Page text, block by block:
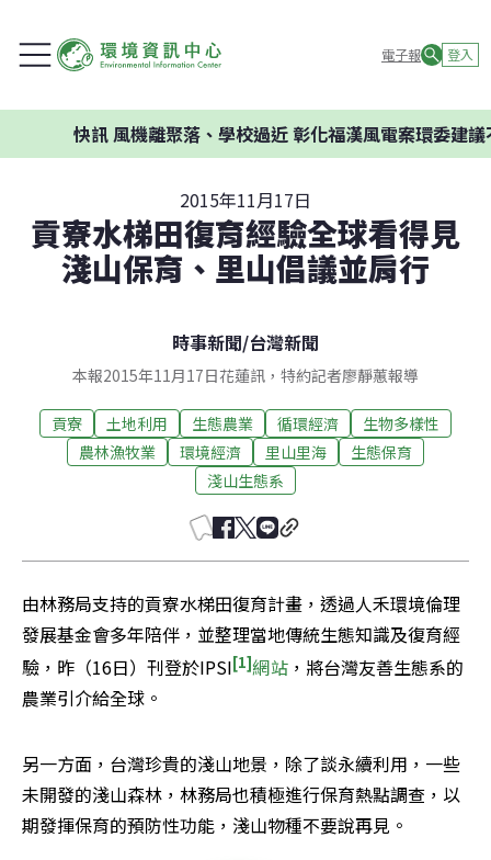
電子報 登入
風機離聚落、學校過近 彰化福漢風電案環委建議不應開發
2015年11月17日
貢寮水梯田復育經驗全球看得見
淺山保育、里山倡議並肩行
時事新聞/台灣新聞
本報2015年11月17日花蓮訊，特約記者廖靜蕙報導
貢寮 土地利用 生態農業 循環經濟
生物多樣性
農林漁牧業
環境經濟 里山里海
生態保育
淺山生態系
由林務局支持的貢寮水梯田復育計畫，透過人禾環境倫理
發展基金會多年陪伴，並整理當地傳統生態知識及復育經
驗，昨（16日）刊登於IPSI[1]網站，將台灣友善生態系的
農業引介給全球。
另一方面，台灣珍貴的淺山地景，除了談永續利用，一些
未開發的淺山森林，林務局也積極進行保育熱點調查，以
期發揮保育的預防性功能，淺山物種不要說再見。